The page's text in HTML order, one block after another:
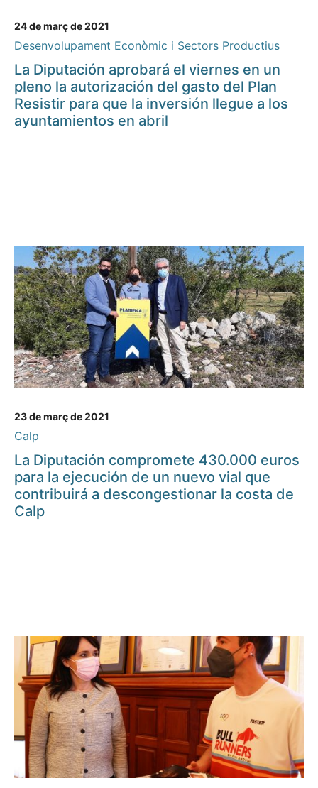
24 de març de 2021
Desenvolupament Econòmic i Sectors Productius
La Diputación aprobará el viernes en un
pleno la autorización del gasto del Plan
Resistir para que la inversión llegue a los
ayuntamientos en abril
23 de març de 2021
Calp
La Diputación compromete 430.000 euros
para la ejecución de un nuevo vial que
contribuirá a descongestionar la costa de
Calp